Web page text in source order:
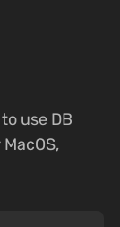
use DB